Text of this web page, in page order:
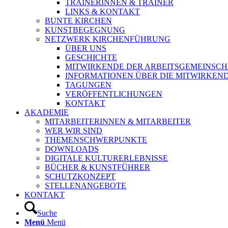
TRAINERINNEN & TRAINER
LINKS & KONTAKT
BUNTE KIRCHEN
KUNSTBEGEGNUNG
NETZWERK KIRCHENFÜHRUNG
ÜBER UNS
GESCHICHTE
MITWIRKENDE DER
INFORMATIONEN ÜBER DIE
TAGUNGEN
VERÖFFENTLICHUNGEN
KONTAKT
AKADEMIE
MITARBEITERINNEN & MITARBEITER
WER WIR SIND
THEMENSCHWERPUNKTE
DOWNLOADS
DIGITALE KULTURERLEBNISSE
BÜCHER & KUNSTFÜHRER
SCHUTZKONZEPT
STELLENANGEBOTE
KONTAKT
Suche
Menü Menü